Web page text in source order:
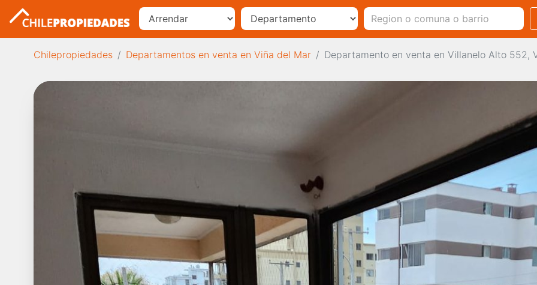
Chilepropiedades Departamentos en venta en Viña del Mar Departamento en venta en Villanelo Alto 552,